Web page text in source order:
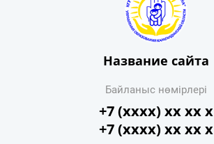
Название сайта
Байланыс нөмірлері
+7 (xxxx) xx xx x
+7 (xxxx) xx xx x